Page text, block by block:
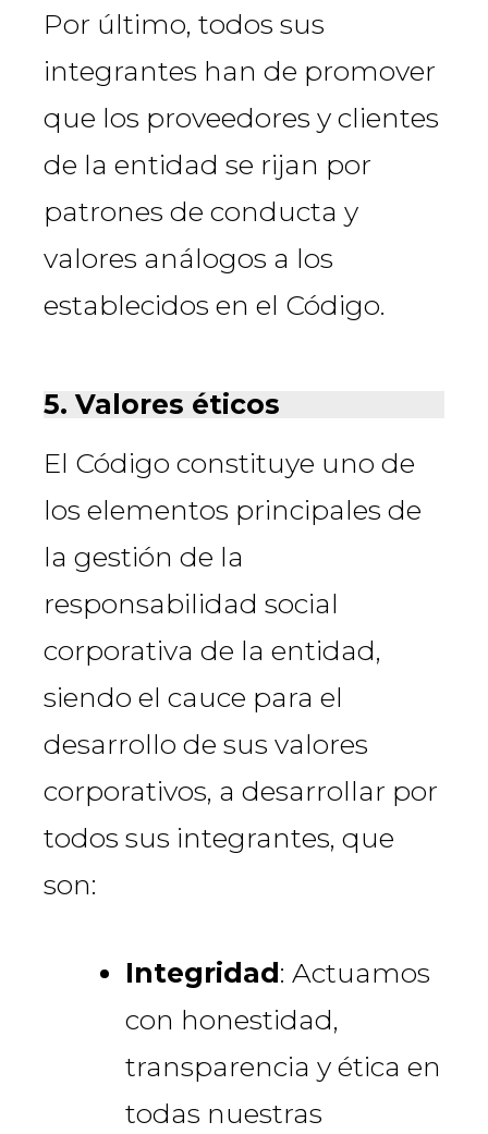
Por último, todos sus
integrantes han de promover
que los proveedores y clientes
de la entidad se rijan por
patrones de conducta y
valores análogos a los
establecidos en el Código.
5. Valores éticos
El Código constituye uno de
los elementos principales de
la gestión de la
responsabilidad social
corporativa de la entidad,
siendo el cauce para el
desarrollo de sus valores
corporativos, a desarrollar por
todos sus integrantes, que
son:
Integridad: Actuamos
con honestidad,
transparencia y ética en
todas nuestras